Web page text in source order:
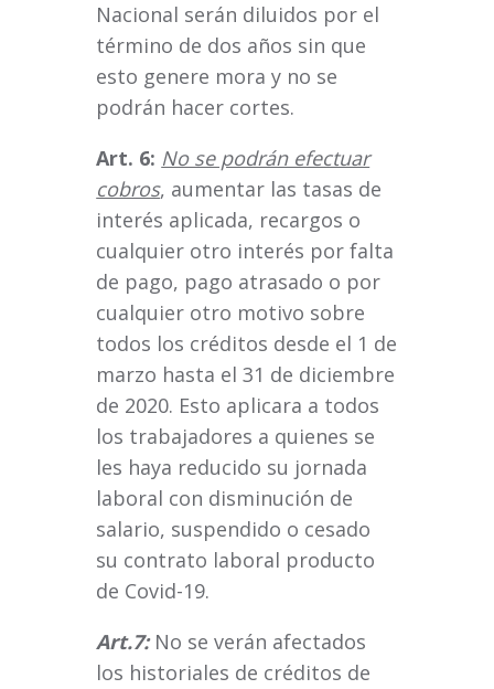
Nacional serán diluidos por el
término de dos años sin que
esto genere mora y no se
podrán hacer cortes.
Art. 6: No se podrán efectuar
cobros, aumentar las tasas de
interés aplicada, recargos o
cualquier otro interés por falta
de pago, pago atrasado o por
cualquier otro motivo sobre
todos los créditos desde el 1 de
marzo hasta el 31 de diciembre
de 2020. Esto aplicara a todos
los trabajadores a quienes se
les haya reducido su jornada
laboral con disminución de
salario, suspendido o cesado
su contrato laboral producto
de Covid-19.
Art.7: No se verán afectados
los historiales de créditos de